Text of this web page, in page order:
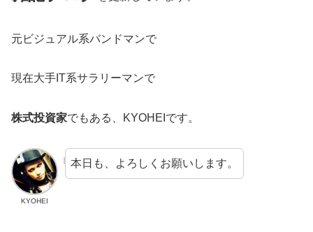
元ビジュアル系バンドマンで
現在大手IT系サラリーマンで
株式投資家でもある、KYOHEIです。
KYOHEI
本日も、よろしくお願いします。